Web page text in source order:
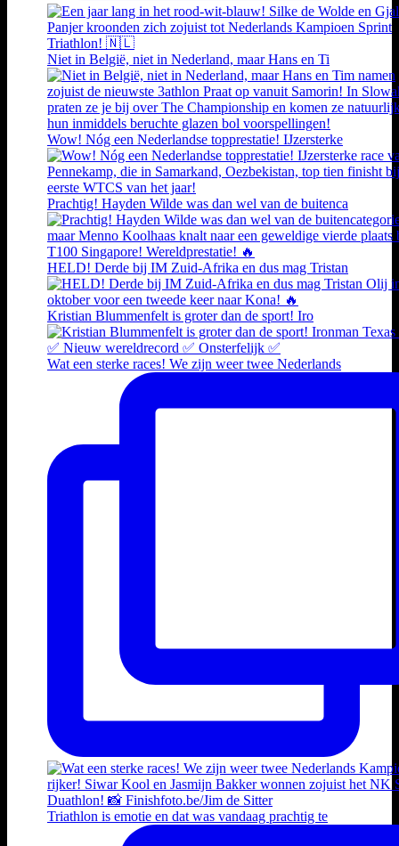
Niet in België, niet in Nederland, maar Hans en Ti
Wow! Nóg een Nederlandse topprestatie! IJzersterke
Prachtig! Hayden Wilde was dan wel van de buitenca
HELD! Derde bij IM Zuid-Afrika en dus mag Tristan
Kristian Blummenfelt is groter dan de sport! Iro
Wat een sterke races! We zijn weer twee Nederlands
Triathlon is emotie en dat was vandaag prachtig te